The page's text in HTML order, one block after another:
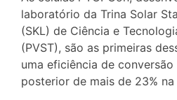
laboratório da Trina Solar
(SKL) de Ciência e
(PVST), são as primeiras
uma eficiência de
posterior de mais de 23%